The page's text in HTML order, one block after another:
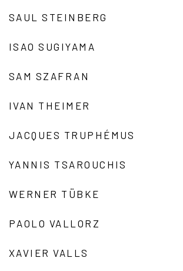
SAUL STEINBERG
ISAO SUGIYAMA
SAM SZAFRAN
IVAN THEIMER
JACQUES TRUPHÉMUS
YANNIS TSAROUCHIS
WERNER TÜBKE
PAOLO VALLORZ
XAVIER VALLS